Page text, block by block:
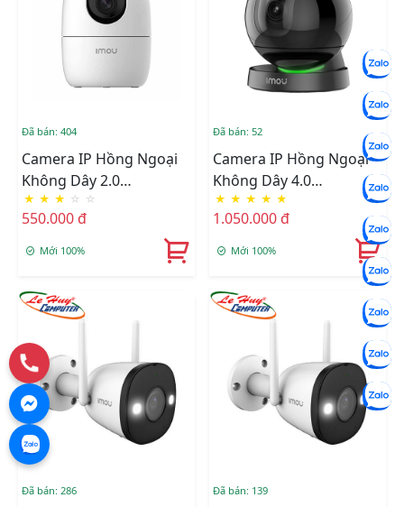
Đã bán: 404
Camera IP Hồng Ngoại
Không Dây 2.0
Megapixel Imou IPC-
A22EP-A-IMOU
★ ★ ★ ☆ ☆
550.000 đ
Mới 100%
Đã bán: 52
Camera IP Hồng Ngoại
Không Dây 4.0
Megapixel Imou IPC-
A46LP-D-IMOU
★ ★ ★ ★ ★
1.050.000 đ
Mới 100%
Đã bán: 286 Đã bán: 139